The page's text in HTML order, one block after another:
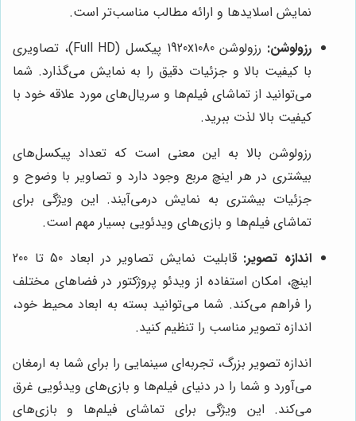
نمایش اسلایدها و ارائه مطالب مناسب‌تر است.
رزولوشن:
رزولوشن 1920x1080 پیکسل (Full HD)، تصاویری
با کیفیت بالا و جزئیات دقیق را به نمایش می‌گذارد. شما
می‌توانید از تماشای فیلم‌ها و سریال‌های مورد علاقه خود با
کیفیت بالا لذت ببرید.
رزولوشن بالا به این معنی است که تعداد پیکسل‌های
بیشتری در هر اینچ مربع وجود دارد و تصاویر با وضوح و
جزئیات بیشتری به نمایش درمی‌آیند. این ویژگی برای
تماشای فیلم‌ها و بازی‌های ویدئویی بسیار مهم است.
اندازه تصویر:
قابلیت نمایش تصاویر در ابعاد 50 تا 200
اینچ، امکان استفاده از ویدئو پروژکتور در فضاهای مختلف
را فراهم می‌کند. شما می‌توانید بسته به ابعاد محیط خود،
اندازه تصویر مناسب را تنظیم کنید.
اندازه تصویر بزرگ، تجربه‌ای سینمایی را برای شما به ارمغان
می‌آورد و شما را در دنیای فیلم‌ها و بازی‌های ویدئویی غرق
می‌کند. این ویژگی برای تماشای فیلم‌ها و بازی‌های